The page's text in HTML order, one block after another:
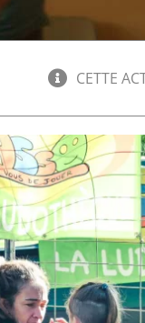
CETTE